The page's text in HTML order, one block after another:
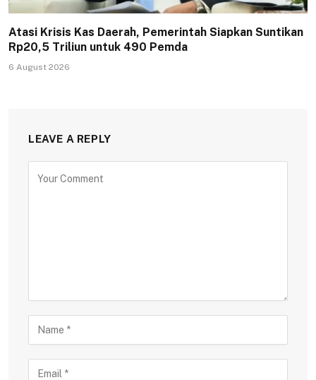
Atasi Krisis Kas Daerah, Pemerintah Siapkan Suntikan
Rp20,5 Triliun untuk 490 Pemda
6 August 2026
LEAVE A REPLY